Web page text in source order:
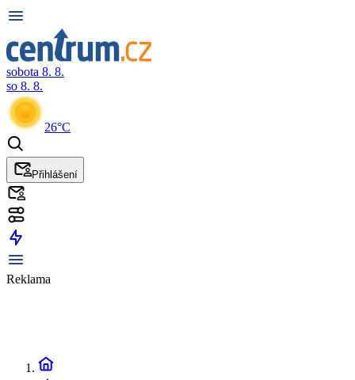
sobota 8. 8.
so 8. 8.
26°C
Přihlášení
Reklama